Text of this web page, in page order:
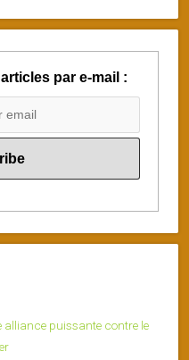
par e-mail :